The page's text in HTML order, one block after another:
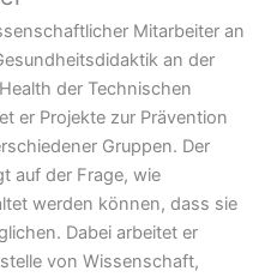
Mitarbeiter an
an der
der Technischen
er Projekte zur Prävention
Gruppen. Der
auf der Frage, wie
werden können, dass sie
Dabei arbeitet er
von Wissenschaft,